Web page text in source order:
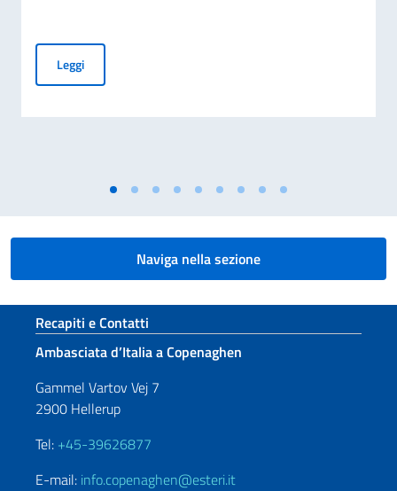
LeggiElezioni dei COMITES 2026
Naviga nella sezione
Sezione footer
Recapiti e Contatti
Ambasciata d’Italia a Copenaghen
Gammel Vartov Vej 7
2900 Hellerup
Tel: +45-39626877
E-mail: info.copenaghen@esteri.it